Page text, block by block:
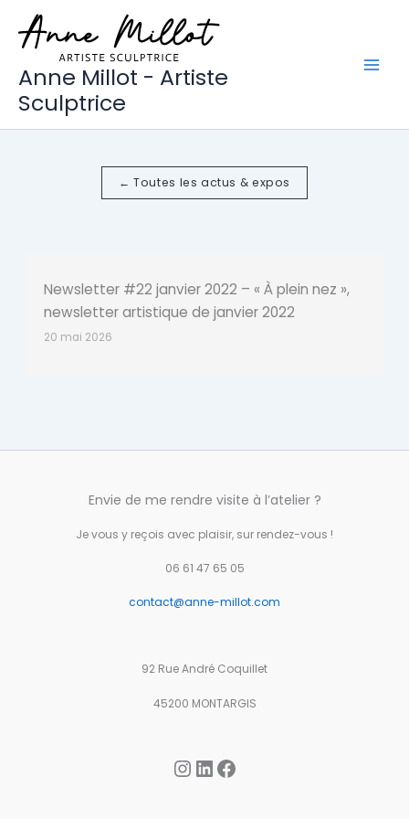
contenu
Anne Millot - Artiste
Sculptrice
← Toutes les actus & expos
Newsletter #22 janvier 2022 – « À plein nez »,
newsletter artistique de janvier 2022
20 mai 2026
Envie de me rendre visite à l’atelier ?
Je vous y reçois avec plaisir, sur rendez-vous !
06 61 47 65 05
contact@anne-millot.com
92 Rue André Coquillet
45200 MONTARGIS
Instagram
LinkedInFacebook